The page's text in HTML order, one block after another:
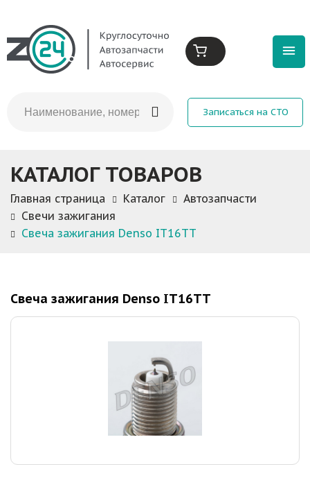
Записаться на СТО
КАТАЛОГ ТОВАРОВ
Главная страница Каталог
Автозапчасти
Свечи зажигания
Свеча зажигания Denso IT16TT
Свеча зажигания Denso IT16TT